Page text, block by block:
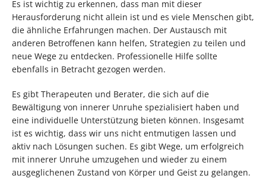
Es ist wichtig zu erkennen, dass man mit dieser
Herausforderung nicht allein ist und es viele Menschen gibt,
die ähnliche Erfahrungen machen. Der Austausch mit
anderen Betroffenen kann helfen, Strategien zu teilen und
neue Wege zu entdecken. Professionelle Hilfe sollte
ebenfalls in Betracht gezogen werden.
Es gibt Therapeuten und Berater, die sich auf die
Bewältigung von innerer Unruhe spezialisiert haben und
eine individuelle Unterstützung bieten können. Insgesamt
ist es wichtig, dass wir uns nicht entmutigen lassen und
aktiv nach Lösungen suchen. Es gibt Wege, um erfolgreich
mit innerer Unruhe umzugehen und wieder zu einem
ausgeglichenen Zustand von Körper und Geist zu gelangen.